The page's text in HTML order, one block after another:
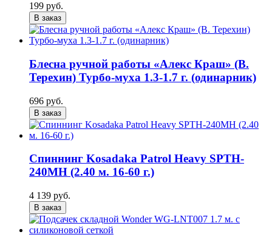
199 руб.
В заказ
Блесна ручной работы «Алекс Краш» (В.
Терехин) Турбо-муха 1.3-1.7 г. (одинарник)
696 руб.
В заказ
Спиннинг Kosadaka Patrol Heavy SPTH-
240MH (2.40 м. 16-60 г.)
4 139 руб.
В заказ